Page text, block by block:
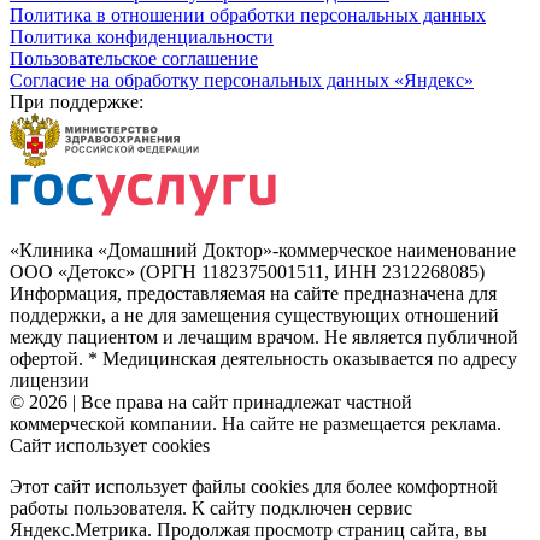
Политика в отношении обработки персональных данных
Политика конфиденциальности
Пользовательское соглашение
Согласие на обработку персональных данных «Яндекс»
При поддержке:
«Клиника «Домашний Доктор»-коммерческое наименование
ООО «Детокс» (ОРГН 1182375001511, ИНН 2312268085)
Информация, предоставляемая на сайте предназначена для
поддержки, а не для замещения существующих отношений
между пациентом и лечащим врачом. Не является публичной
офертой. * Медицинская деятельность оказывается по адресу
лицензии
© 2026 | Все права на сайт принадлежат частной
коммерческой компании. На сайте не размещается реклама.
Сайт использует cookies
Этот сайт использует файлы cookies для более комфортной
работы пользователя. К сайту подключен сервис
Яндекс.Метрика. Продолжая просмотр страниц сайта, вы